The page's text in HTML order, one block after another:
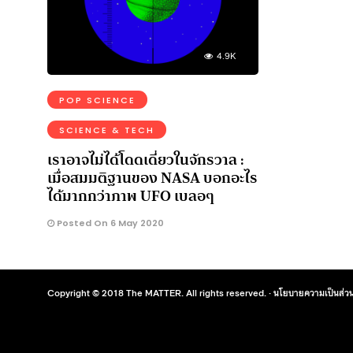
4.9K
POP SCIENCE
SCIENCE & TECH
เราอาจไม่ได้โดดเดี่ยวในจักรวาล :
เมื่อสมมติฐานของ NASA บอกอะไร
ได้มากกว่าภาพ UFO เบลอๆ
Posted On 6 May 2020
Copyright © 2018 The MATTER. All rights reserved. ·นโยบายความเป็นส่ว